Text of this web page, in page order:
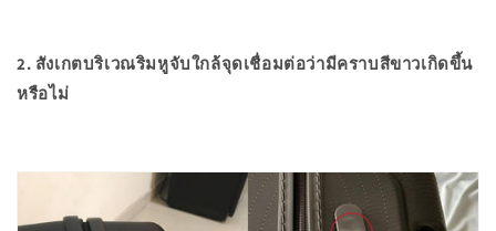
2. สังเกตบริเวณริมหูจับใกล้จุดเชื่อมต่อว่ามีคราบสีขาวเกิดขึ้น
หรือไม่